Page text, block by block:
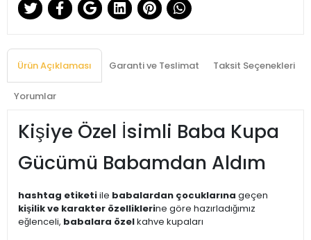
Ürün Açıklaması Garanti ve Teslimat Taksit Seçenekleri
Yorumlar
Kişiye Özel İsimli Baba Kupa
Gücümü Babamdan Aldım
hashtag etiketiile babalardan çocuklarına geçen
kişilik ve karakter özelliklerine göre hazırladığımız
eğlenceli, babalara özelkahve kupaları